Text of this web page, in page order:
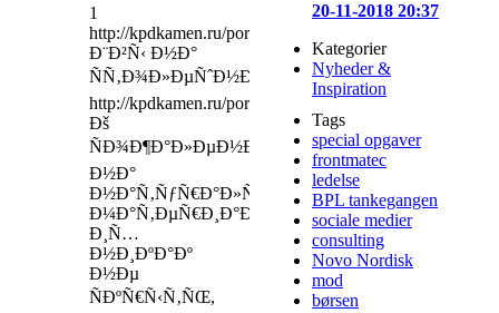
1
http://kpdkamen.ru/portals/
Ð¨Ð²Ñ‹ Ð½Ð°
ÑÑ‚Ð¾Ð»ÐµÑˆÐ½Ð¸Ñ†Ðµ
http://kpdkamen.ru/portals/
Ðš
ÑÐ¾Ð¶Ð°Ð»ÐµÐ½Ð¸ÑŽ,
Ð½Ð°
Ð½Ð°Ñ‚ÑƒÑ€Ð°Ð»ÑŒÐ½Ð¾Ð¼
Ð¼Ð°Ñ‚ÐµÑ€Ð¸Ð°Ð»Ðµ
Ð¸Ñ…
Ð½Ð¸ÐºÐ°Ðº
Ð½Ðµ
ÑÐºÑ€Ñ‹Ñ‚ÑŒ,
20-11-2018 20:37
Kategorier
Nyheder &
Inspiration
Tags
special opgaver
frontmatec
ledelse
BPL tankegangen
sociale medier
consulting
Novo Nordisk
mod
børsen